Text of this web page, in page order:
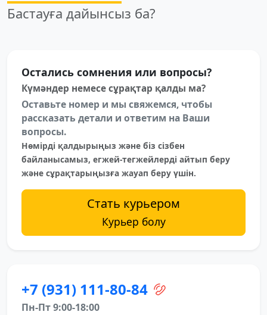
Бастауға дайынсыз ба?
Остались сомнения или вопросы?
Күмәндер немесе сұрақтар қалды ма?
Оставьте номер и мы свяжемся, чтобы
рассказать детали и ответим на Ваши
вопросы.
Нөмірді қалдырыңыз және біз сізбен
байланысамыз, егжей-тегжейлерді айтып беру
және сұрақтарыңызға жауап беру үшін.
Стать курьером
Курьер болу
+7 (931) 111-80-84
Пн-Пт 9:00-18:00